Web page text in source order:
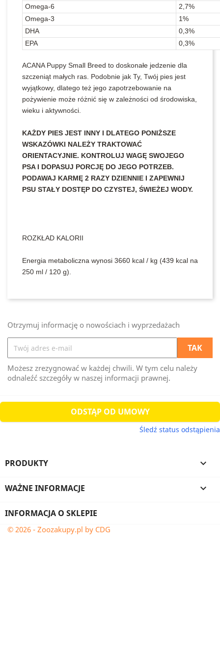
Omega-6
2,7%
Omega-3
1%
DHA
0,3%
EPA
0,3%
ACANA Puppy Small Breed to doskonałe jedzenie dla
szczeniąt małych ras. Podobnie jak Ty, Twój pies jest
wyjątkowy, dlatego też jego zapotrzebowanie na
pożywienie może różnić się w zależności od środowiska,
wieku i aktywności.
KAŻDY PIES JEST INNY I DLATEGO PONIŻSZE
WSKAZÓWKI NALEŻY TRAKTOWAĆ
ORIENTACYJNIE. KONTROLUJ WAGĘ SWOJEGO
PSA I DOPASUJ PORCJĘ DO JEGO POTRZEB.
PODAWAJ KARMĘ 2 RAZY DZIENNIE I ZAPEWNIJ
PSU STAŁY DOSTĘP DO CZYSTEJ, ŚWIEŻEJ WODY.
ROZKŁAD KALORII
Energia metaboliczna wynosi 3660 kcal / kg (439 kcal na
250 ml / 120 g).
Otrzymuj informację o nowościach i wyprzedażach
Możesz zrezygnować w każdej chwili. W tym celu należy
odnaleźć szczegóły w naszej informacji prawnej.
ODSTĄP OD UMOWY
Śledź status odstąpienia
PRODUKTY 
WAŻNE INFORMACJE 
INFORMACJA O SKLEPIE
© 2026 - Zoozakupy.pl by CDG